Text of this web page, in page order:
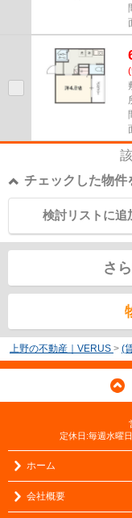
チェックした物件
検討リストに追
さ
上野の不動産｜VERUS > (
定休日:毎週水曜
ホーム
会社概要